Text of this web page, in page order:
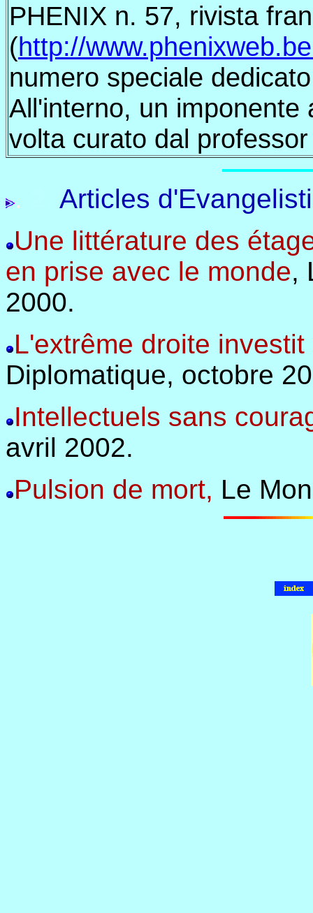
PHENIX n. 57, rivista
(http://
numero speciale
All'interno, un
volta curato dal
.
Articles
Une littérature des
en prise avec le monde,
2000.
L'extrême droite
Diplomatique, octobre
Intellectuels sans
avril 2002.
Pulsion de mort, Le